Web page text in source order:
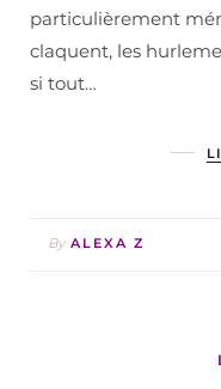
particulièrement
claquent, les
si tout…
By ALEXA Z